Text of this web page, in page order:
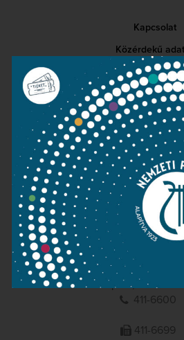
Kapcsolat
Közérdekű
Sajtószoba
Adatvédelem
Impresszum
1095 Budapest, Komor
411-6600
411-6699